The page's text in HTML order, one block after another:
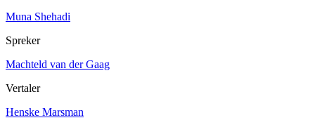
Muna Shehadi
Spreker
Machteld van der Gaag
Vertaler
Henske Marsman